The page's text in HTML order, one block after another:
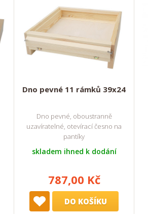
Dno pevné 11 rámků 39x24
Dno pevné, oboustranně
uzavíratelné, otevírací česno na
pantíky
skladem ihned k dodání
787,00 Kč
DO KOŠÍKU